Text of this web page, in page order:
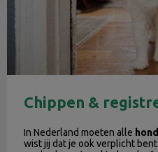
Chippen &
In Nederland moeten alle
wist jij dat je ook verplicht